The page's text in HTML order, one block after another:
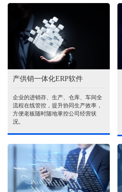
产供销一体化ERP软件
企业的进销存、生产、仓库、车间全
流程在线管控，提升协同生产效率，
方便老板随时随地掌控公司经营状
况。